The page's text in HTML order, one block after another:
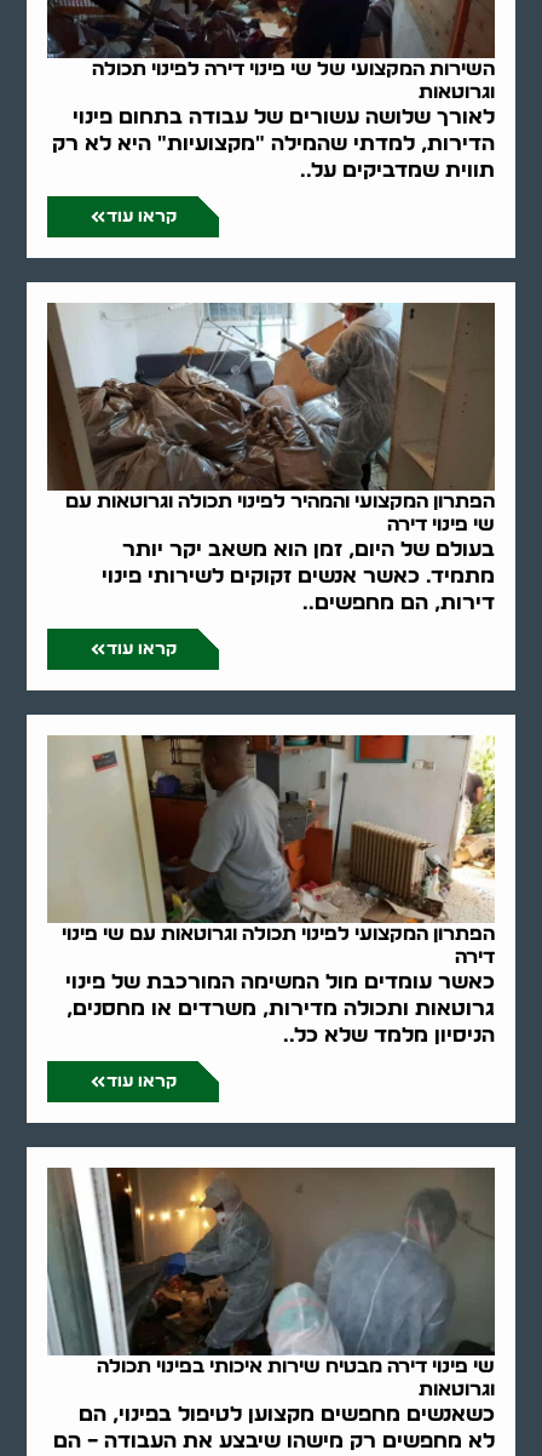
השירות המקצועי של שי פינוי דירה לפינוי תכולה
וגרוטאות
לאורך שלושה עשורים של עבודה בתחום פינוי
הדירות, למדתי שהמילה "מקצועיות" היא לא רק
תווית שמדביקים על..
קראו עוד
הפתרון המקצועי והמהיר לפינוי תכולה וגרוטאות עם
שי פינוי דירה
בעולם של היום, זמן הוא משאב יקר יותר
מתמיד. כאשר אנשים זקוקים לשירותי פינוי
דירות, הם מחפשים..
קראו עוד
הפתרון המקצועי לפינוי תכולה וגרוטאות עם שי פינוי
דירה
כאשר עומדים מול המשימה המורכבת של פינוי
גרוטאות ותכולה מדירות, משרדים או מחסנים,
הניסיון מלמד שלא כל..
קראו עוד
שי פינוי דירה מבטיח שירות איכותי בפינוי תכולה
וגרוטאות
כשאנשים מחפשים מקצוען לטיפול בפינוי, הם
לא מחפשים רק מישהו שיבצע את העבודה – הם